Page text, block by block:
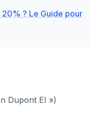
? Le Guide pour
Dupont EI »)